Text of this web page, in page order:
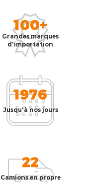
100+
Grandes marques
d'importation
1976
Jusqu'à nos jours
22
Camions en propre